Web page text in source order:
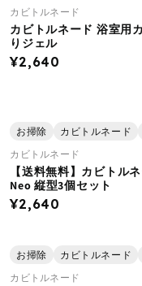
カビトルネード
カビトルネード 浴室用
りジェル
¥2,640
お掃除 カビトルネード
カビトルネード
【送料無料】カビトル
Neo 縦型3個セット
¥2,640
お掃除 カビトルネード
カビトルネード